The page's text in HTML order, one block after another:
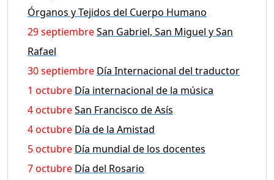
Órganos y Tejidos del Cuerpo Humano
29 septiembreSan Gabriel, San Miguel y San
Rafael
30 septiembre Día Internacional del traductor
1 octubre Día internacional de la música
4 octubreSan Francisco de Asís
4 octubre Día de la Amistad
5 octubre Día mundial de los docentes
7 octubre Día del Rosario